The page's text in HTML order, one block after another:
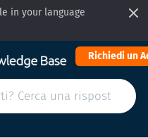
in your language
Richiedi un